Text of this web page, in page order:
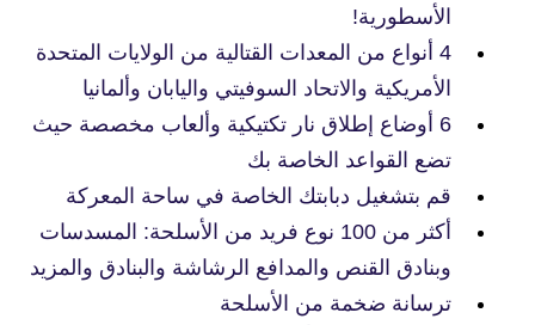
الأسطورية!
4 أنواع من المعدات القتالية من الولايات المتحدة
الأمريكية والاتحاد السوفيتي واليابان وألمانيا
6 أوضاع إطلاق نار تكتيكية وألعاب مخصصة حيث
تضع القواعد الخاصة بك
قم بتشغيل دبابتك الخاصة في ساحة المعركة
أكثر من 100 نوع فريد من الأسلحة: المسدسات
وبنادق القنص والمدافع الرشاشة والبنادق والمزيد
ترسانة ضخمة من الأسلحة